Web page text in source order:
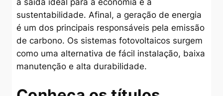
a saída ideal para a economia e a
sustentabilidade. Afinal, a geração de energia
é um dos principais responsáveis pela emissão
de carbono. Os sistemas fotovoltaicos surgem
como uma alternativa de fácil instalação, baixa
manutenção e alta durabilidade.